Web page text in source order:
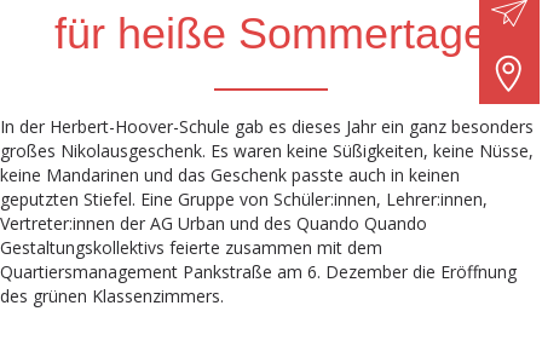
für heiße Sommertage
In der Herbert-Hoover-Schule gab es dieses Jahr ein ganz besonders
großes Nikolausgeschenk. Es waren keine Süßigkeiten, keine Nüsse,
keine Mandarinen und das Geschenk passte auch in keinen
geputzten Stiefel. Eine Gruppe von Schüler:innen, Lehrer:innen,
Vertreter:innen der AG Urban und des Quando Quando
Gestaltungskollektivs feierte zusammen mit dem
Quartiersmanagement Pankstraße am 6. Dezember die Eröffnung
des grünen Klassenzimmers.